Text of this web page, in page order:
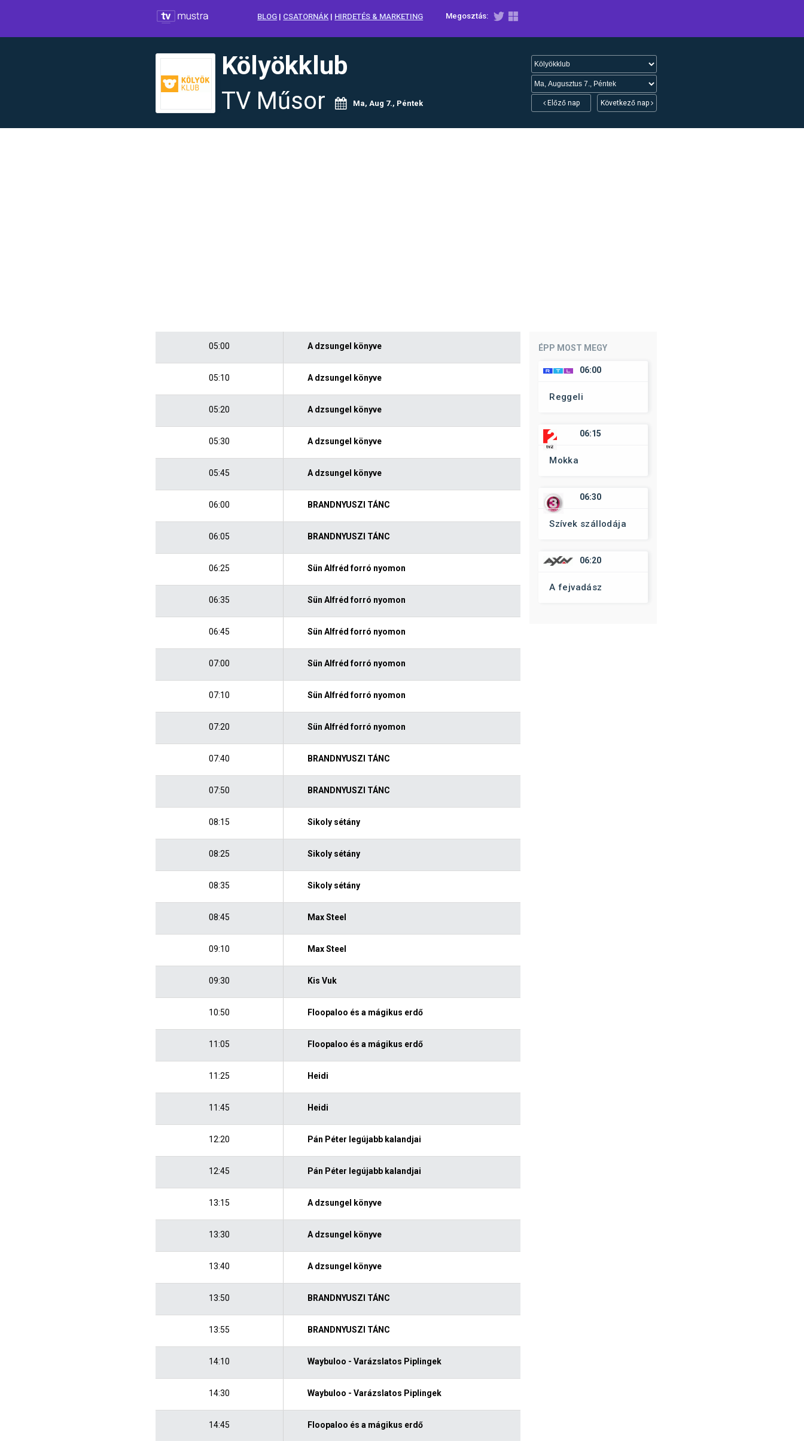
Megosztás:
BLOG | CSATORNÁK | HIRDETÉS & MARKETING
Kölyökklub
TV Műsor Ma, Aug 7., Péntek Előző nap Következő nap
05:00 A dzsungel könyve
05:10 A dzsungel könyve
05:20 A dzsungel könyve
05:30 A dzsungel könyve
05:45 A dzsungel könyve
06:00 BRANDNYUSZI TÁNC
06:05 BRANDNYUSZI TÁNC
06:25 Sün Alfréd forró nyomon
06:35 Sün Alfréd forró nyomon
06:45 Sün Alfréd forró nyomon
07:00 Sün Alfréd forró nyomon
07:10 Sün Alfréd forró nyomon
07:20 Sün Alfréd forró nyomon
07:40 BRANDNYUSZI TÁNC
07:50 BRANDNYUSZI TÁNC
08:15 Sikoly sétány
08:25 Sikoly sétány
08:35 Sikoly sétány
08:45 Max Steel
09:10 Max Steel
09:30 Kis Vuk
10:50 Floopaloo és a mágikus erdő
11:05 Floopaloo és a mágikus erdő
11:25 Heidi
11:45 Heidi
12:20 Pán Péter legújabb kalandjai
12:45 Pán Péter legújabb kalandjai
13:15 A dzsungel könyve
13:30 A dzsungel könyve
13:40 A dzsungel könyve
13:50 BRANDNYUSZI TÁNC
13:55 BRANDNYUSZI TÁNC
14:10 Waybuloo - Varázslatos Piplingek
14:30 Waybuloo - Varázslatos Piplingek
14:45 Floopaloo és a mágikus erdő
ÉPP MOST MEGY
06:00
Reggeli
06:15
Mokka
06:30
Szívek szállodája
06:20
A fejvadász